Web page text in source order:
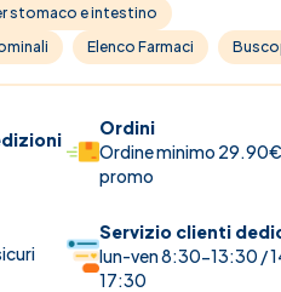
stomaco e intestino
Elenco Farmaci
Ordini
Ordine minimo
promo
Servizio clienti
lun-ven 8:30-13:30 /
17:30